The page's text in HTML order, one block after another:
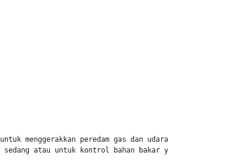
menggerakkan peredam gas dan udara pada
atau untuk kontrol bahan bakar yang bergantung